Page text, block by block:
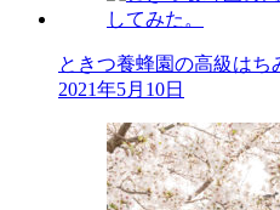
ときつ養蜂園の高級はち
2021年5月10日